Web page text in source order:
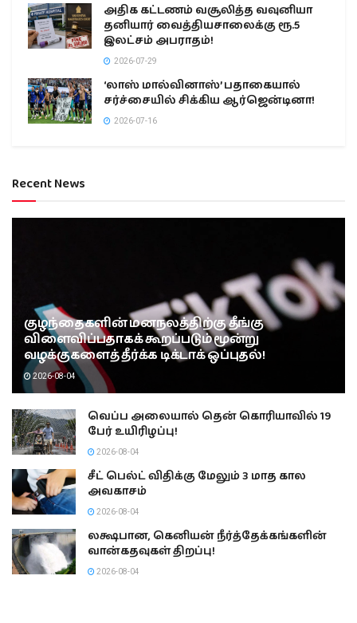
அதிக கட்டணம் வசூலித்த வவுனியா
தனியார் வைத்தியசாலைக்கு ரூ.5
இலட்சம் அபராதம்!
2026-07-29
‘லாஸ் மால்வினாஸ்’ பதாகையால்
சர்ச்சையில் சிக்கிய ஆர்ஜென்டினா!
2026-07-16
Recent News
குழந்தைகளின் மனநலத்திற்கு தீங்கு
விளைவிப்பதாகக் கூறப்படும் மூன்று
வழக்குகளைத் தீர்க்க டிக்டாக் ஒப்புதல்!
2026-08-04
வெப்ப அலையால் தென் கொரியாவில் 19
பேர் உயிரிழப்பு!
2026-08-04
சீட் பெல்ட் விதிக்கு மேலும் 3 மாத கால
அவகாசம்
2026-08-04
லக்ஷபான, கெனியன் நீர்த்தேக்கங்களின்
வான்கதவுகள் திறப்பு!
2026-08-04